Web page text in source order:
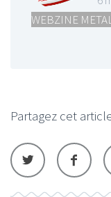
WEBZINE
Partagez cet